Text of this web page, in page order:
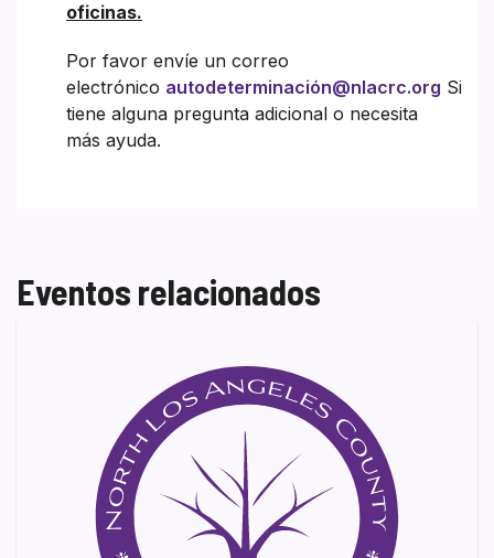
oficinas.
Por favor envíe un correo
electrónico autodeterminación@nlacrc.org Si
tiene alguna pregunta adicional o necesita
más ayuda.
Eventos relacionados